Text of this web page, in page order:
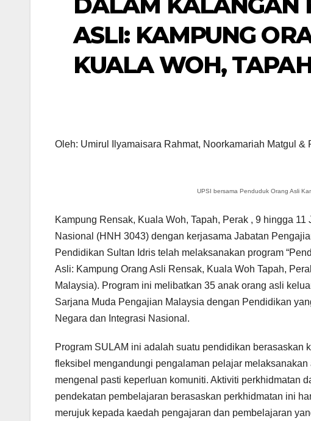
ASLI: KAMPUNG
KUALA WOH,
Oleh: Umirul Ilyamaisara Rahmat, Noorkamariah Matgul &
UPSI bersama Penduduk Orang Asli
Kampung Rensak, Kuala Woh, Tapah, Perak , 9 hingga
Nasional (HNH 3043) dengan kerjasama Jabatan
Pendidikan Sultan Idris telah melaksanakan program
Asli: Kampung Orang Asli Rensak, Kuala Woh Tapah,
Malaysia). Program ini melibatkan 35 anak orang asli
Sarjana Muda Pengajian Malaysia dengan Pendidikan
Negara dan Integrasi Nasional.
Program SULAM ini adalah suatu pendidikan berasaskan
fleksibel mengandungi pengalaman pelajar
mengenal pasti keperluan komuniti. Aktiviti perkhidmatan
pendekatan pembelajaran berasaskan perkhidmatan ini
merujuk kepada kaedah pengajaran dan pembelajaran